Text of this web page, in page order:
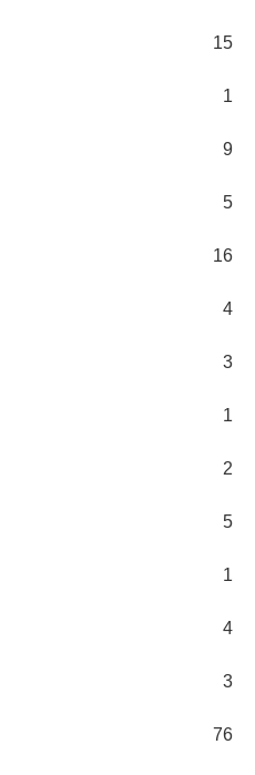
15
1
9
5
16
4
3
1
2
5
1
4
3
76